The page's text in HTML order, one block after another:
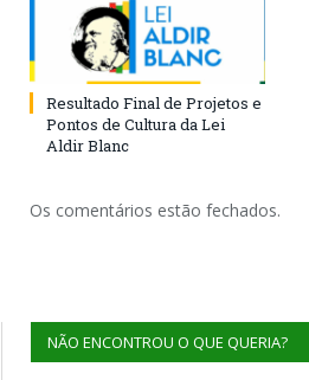
Resultado Final de Projetos e
Pontos de Cultura da Lei
Aldir Blanc
Os comentários estão fechados.
NÃO ENCONTROU O QUE QUERIA?